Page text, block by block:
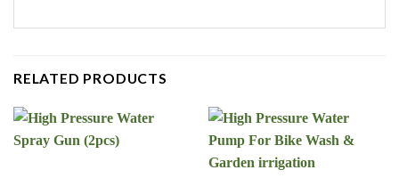
RELATED PRODUCTS